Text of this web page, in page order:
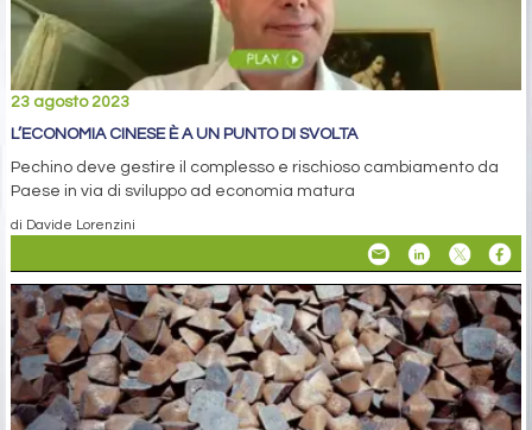
23 agosto 2023
L’ECONOMIA CINESE È A UN PUNTO DI SVOLTA
Pechino deve gestire il complesso e rischioso cambiamento da
Paese in via di sviluppo ad economia matura
di Davide Lorenzini